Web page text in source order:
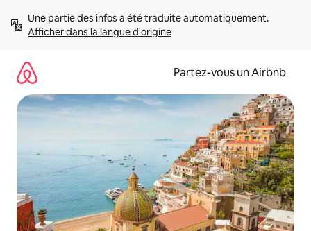
directement
Afficher dans la langue d'origine
Partez-vous un Airbnb